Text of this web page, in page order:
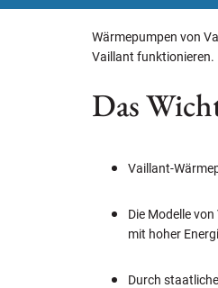
Wärmepumpen von
Vaillant funktionieren.
Das
Vaillant-
Die Modelle
mit hoher
Durch